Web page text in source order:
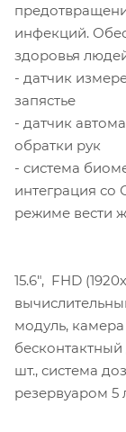
инфекций.
здоровья
- датчик
запястье
- датчик
обратки рук
- система
интеграция со
режиме вести
15.6", FHD
модуль,
шт., система
резервуаром 5